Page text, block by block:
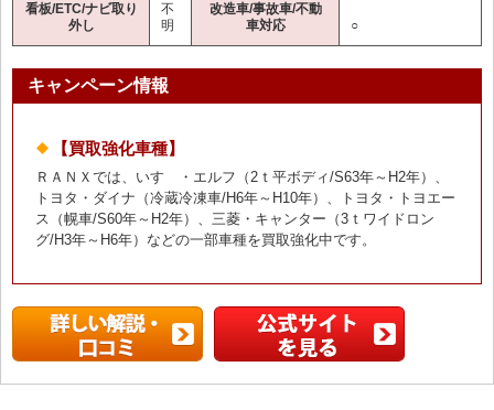
看板/ETC/ナビ取り
外し
不
明
改造車/事故車/不動
車対応
○
キャンペーン情報
【買取強化車種】
ＲＡＮＸでは、いすゞ・エルフ（2ｔ平ボディ/S63年～H2年）、
トヨタ・ダイナ（冷蔵冷凍車/H6年～H10年）、トヨタ・トヨエー
ス（幌車/S60年～H2年）、三菱・キャンター（3ｔワイドロン
グ/H3年～H6年）などの一部車種を買取強化中です。